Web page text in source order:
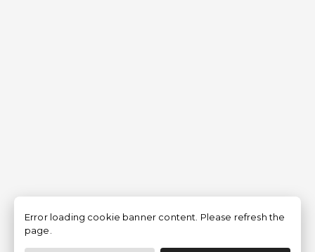
Filtro
Error loading cookie banner content. Please refresh the
page.